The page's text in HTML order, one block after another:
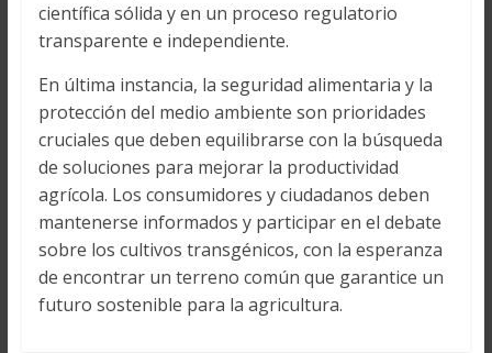
científica sólida y en un proceso regulatorio
transparente e independiente.
En última instancia, la seguridad alimentaria y la
protección del medio ambiente son prioridades
cruciales que deben equilibrarse con la búsqueda
de soluciones para mejorar la productividad
agrícola. Los consumidores y ciudadanos deben
mantenerse informados y participar en el debate
sobre los cultivos transgénicos, con la esperanza
de encontrar un terreno común que garantice un
futuro sostenible para la agricultura.